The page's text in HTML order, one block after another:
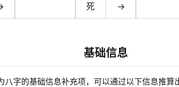
死 →
基础信息
八字的基础信息补充项，可以通过以下信息推算